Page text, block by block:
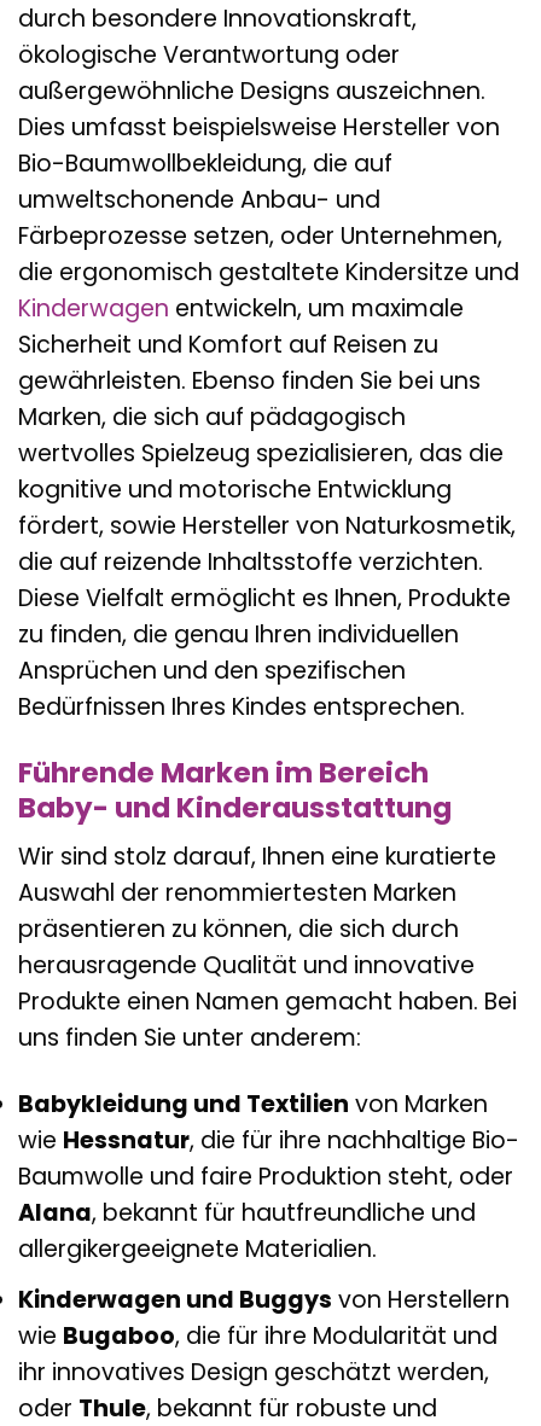
durch besondere Innovationskraft,
ökologische Verantwortung oder
außergewöhnliche Designs auszeichnen.
Dies umfasst beispielsweise Hersteller von
Bio-Baumwollbekleidung, die auf
umweltschonende Anbau- und
Färbeprozesse setzen, oder Unternehmen,
die ergonomisch gestaltete Kindersitze und
Kinderwagen entwickeln, um maximale
Sicherheit und Komfort auf Reisen zu
gewährleisten. Ebenso finden Sie bei uns
Marken, die sich auf pädagogisch
wertvolles Spielzeug spezialisieren, das die
kognitive und motorische Entwicklung
fördert, sowie Hersteller von Naturkosmetik,
die auf reizende Inhaltsstoffe verzichten.
Diese Vielfalt ermöglicht es Ihnen, Produkte
zu finden, die genau Ihren individuellen
Ansprüchen und den spezifischen
Bedürfnissen Ihres Kindes entsprechen.
Führende Marken im Bereich
Baby- und Kinderausstattung
Wir sind stolz darauf, Ihnen eine kuratierte
Auswahl der renommiertesten Marken
präsentieren zu können, die sich durch
herausragende Qualität und innovative
Produkte einen Namen gemacht haben. Bei
uns finden Sie unter anderem:
Babykleidung und Textilien von Marken
wie Hessnatur, die für ihre nachhaltige Bio-
Baumwolle und faire Produktion steht, oder
Alana, bekannt für hautfreundliche und
allergikergeeignete Materialien.
Kinderwagen und Buggys von Herstellern
wie Bugaboo, die für ihre Modularität und
ihr innovatives Design geschätzt werden,
oder Thule, bekannt für robuste und